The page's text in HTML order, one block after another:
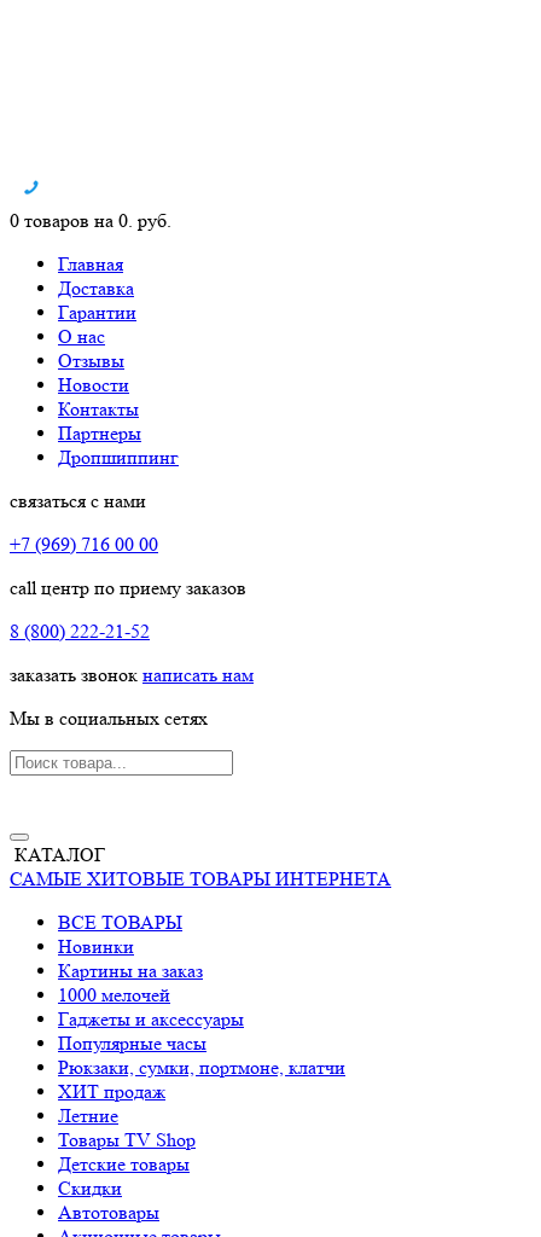
0 товаров на 0. руб.
Главная
Доставка
Гарантии
О нас
Отзывы
Новости
Контакты
Партнеры
Дропшиппинг
связаться с нами
+7 (969) 716 00 00
call центр по приему заказов
8 (800) 222-21-52
заказать звонок написать нам
Мы в социальных сетях
КАТАЛОГ
САМЫЕ ХИТОВЫЕ ТОВАРЫ ИНТЕРНЕТА
ВСЕ ТОВАРЫ
Новинки
Картины на заказ
1000 мелочей
Гаджеты и аксессуары
Популярные часы
Рюкзаки, сумки, портмоне, клатчи
ХИТ продаж
Летние
Товары TV Shop
Детские товары
Cкидки
Автотовары